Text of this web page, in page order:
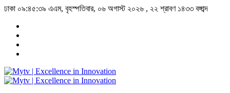
ঢাকা ০৯:৪৫:৪০ এএম, বৃহস্পতিবার, ০৬ অগাস্ট ২০২৬ , ২২ শ্রাবণ ১৪৩৩ বঙ্গাব্দ